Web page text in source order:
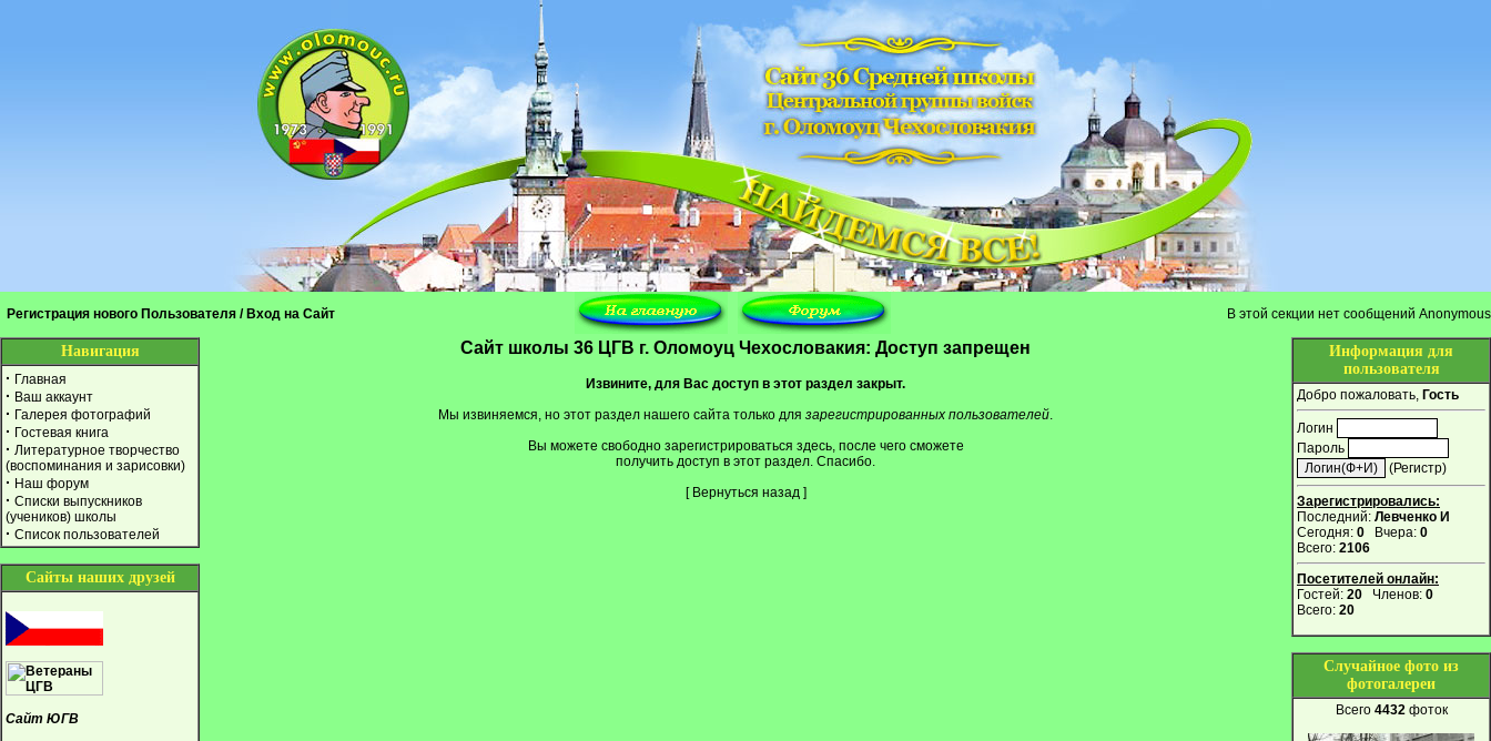
Регистрация нового Пользователя / Вход на Сайт В этой секции нет сообщений Anonymous
Навигация
· Главная
· Ваш аккаунт
· Галерея фотографий
· Гостевая книга
· Литературное творчество
(воспоминания и зарисовки)
· Наш форум
· Списки выпускников
(учеников) школы
· Список пользователей
Сайты наших друзей
Сайт ЮГВ
Cайт школы 36 ЦГВ г. Оломоуц Чехословакия: Доступ запрещен
Извините, для Вас доступ в этот раздел закрыт.
Мы извиняемся, но этот раздел нашего сайта только для зарегистрированных пользователей.
Вы можете свободно зарегистрироваться здесь, после чего сможете
получить доступ в этот раздел. Спасибо.
[ Вернуться назад]
Информация для
пользователя
Добро пожаловать, Гость
Логин
Пароль
(Регистр)
Зарегистрировались:
Последний: Левченко И
Сегодня: 0 Вчера: 0
Всего: 2106
Посетителей онлайн:
Гостей: 20 Членов: 0
Всего: 20
Случайное фото из
фотогалереи
Всего4432фоток